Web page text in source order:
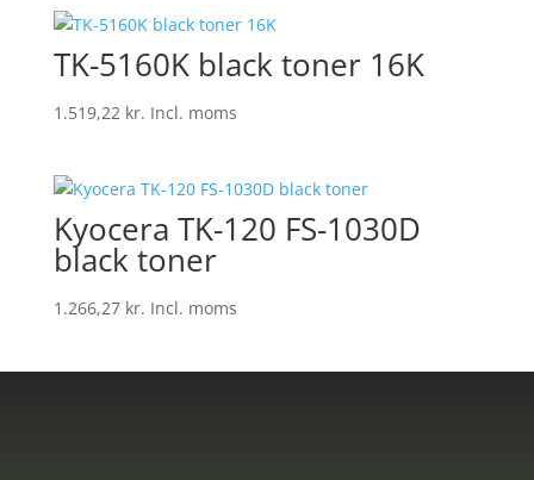
TK-5160K black toner 16K
1.519,22 kr. Incl. moms
Kyocera TK-120 FS-1030D
black toner
1.266,27 kr. Incl. moms